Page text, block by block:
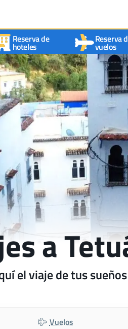
Reserva de
hoteles
Reserva
vuelos
a
el viaje de tus
Vuelos